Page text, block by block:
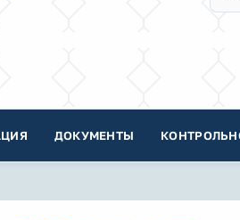
ДОКУМЕНТЫ